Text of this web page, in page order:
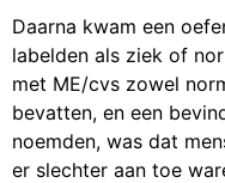
Daarna kwam een
labelden als ziek of
met ME/cvs zowel
bevatten, en een
noemden, was dat
er slechter aan toe